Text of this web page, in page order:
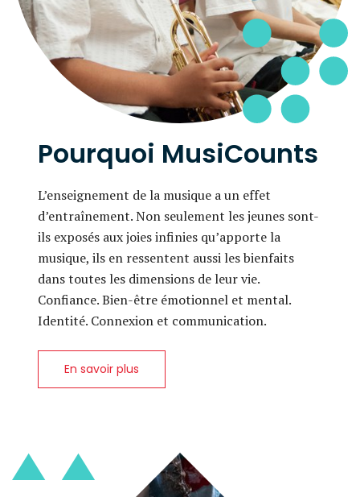
Pourquoi MusiCounts
L’enseignement de la musique a un effet
d’entraînement. Non seulement les jeunes sont-
ils exposés aux joies infinies qu’apporte la
musique, ils en ressentent aussi les bienfaits
dans toutes les dimensions de leur vie.
Confiance. Bien-être émotionnel et mental.
Identité. Connexion et communication.
En savoir plus